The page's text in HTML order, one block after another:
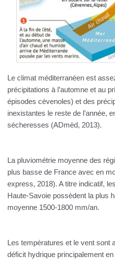
Le climat méditerranéen est
précipitations à l’automne et au
épisodes cévenoles) et des
inexistantes le reste de l’année,
sécheresses (ADmèd, 2013).
La pluviométrie moyenne des
plus basse de France avec en
express, 2018). A titre indicatif,
Haute-Savoie possèdent la plus
moyenne 1500-1800 mm/an.
Les températures et le vent sont
déficit hydrique principalement en